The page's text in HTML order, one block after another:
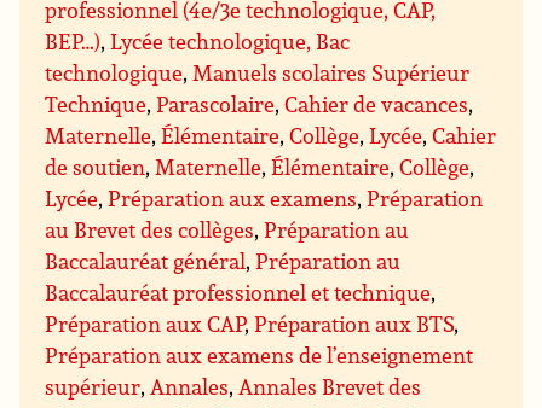
professionnel (4e/3e technologique, CAP,
BEP…),Lycée technologique, Bac
technologique, Manuels scolaires Supérieur
Technique,Parascolaire,Cahier de vacances,
Maternelle,Élémentaire,Collège,Lycée,Cahier
de soutien, Maternelle,Élémentaire,Collège,
Lycée,Préparation aux examens,Préparation
au Brevet des collèges,Préparation au
Baccalauréat général,Préparation au
Baccalauréat professionnel et technique,
Préparation aux CAP,Préparation aux BTS,
Préparation aux examens de l’enseignement
supérieur, Annales, Annales Brevet des